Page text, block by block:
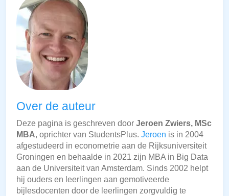
Over de auteur
Deze pagina is geschreven door Jeroen Zwiers, MSc
MBA, oprichter van StudentsPlus. Jeroen is in 2004
afgestudeerd in econometrie aan de Rijksuniversiteit
Groningen en behaalde in 2021 zijn MBA in Big Data
aan de Universiteit van Amsterdam. Sinds 2002 helpt
hij ouders en leerlingen aan gemotiveerde
bijlesdocenten door de leerlingen zorgvuldig te